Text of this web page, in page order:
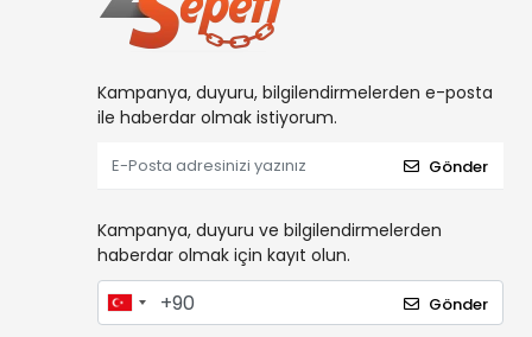
Kampanya, duyuru, bilgilendirmelerden e-posta
ile haberdar olmak istiyorum.
Gönder
Kampanya, duyuru ve bilgilendirmelerden
haberdar olmak için kayıt olun.
Gönder